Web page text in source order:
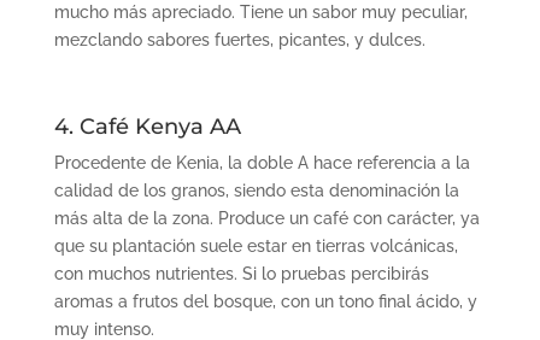
mucho más apreciado. Tiene un sabor muy peculiar,
mezclando sabores fuertes, picantes, y dulces.
4. Café Kenya AA
Procedente de Kenia, la doble A hace referencia a la
calidad de los granos, siendo esta denominación la
más alta de la zona. Produce un café con carácter, ya
que su plantación suele estar en tierras volcánicas,
con muchos nutrientes. Si lo pruebas percibirás
aromas a frutos del bosque, con un tono final ácido, y
muy intenso.